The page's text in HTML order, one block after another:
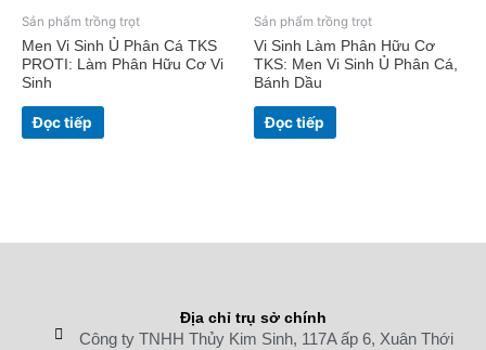
Sản phẩm trồng trọt
Men Vi Sinh Ủ Phân Cá TKS
PROTI: Làm Phân Hữu Cơ Vi
Sinh
Đọc tiếp
Sản phẩm trồng trọt
Vi Sinh Làm Phân Hữu Cơ
TKS: Men Vi Sinh Ủ Phân Cá,
Bánh Dầu
Đọc tiếp
Địa chỉ trụ sở chính
Công ty TNHH Thủy Kim Sinh, 117A ấp 6, Xuân Thới